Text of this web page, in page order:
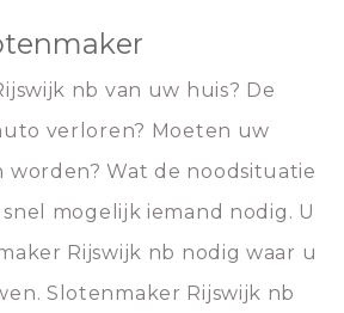
nb van uw huis? De
verloren? Moeten uw
worden? Wat de noodsituatie
mogelijk iemand nodig. U
Rijswijk nb nodig waar u
Slotenmaker Rijswijk nb